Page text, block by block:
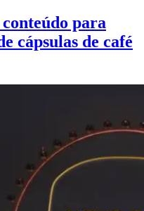
para
cápsulas de café